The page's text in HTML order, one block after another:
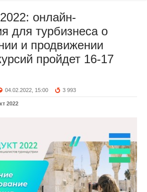
онлайн-
для турбизнеса о
и продвижении
пройдет 16-17
04.02.2022, 15:00 3 993
2022